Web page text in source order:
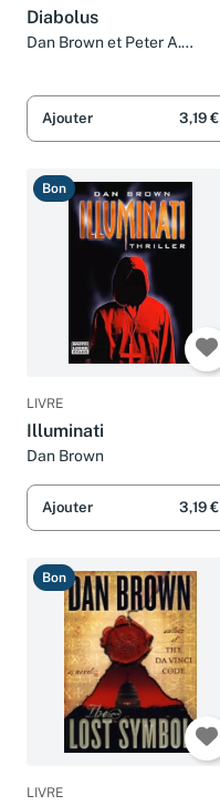
Diabolus
Dan Brown et Peter A.
Ajouter 3,19 €
Bon
LIVRE
Illuminati
Dan Brown
Ajouter 3,19 €
Bon
LIVRE